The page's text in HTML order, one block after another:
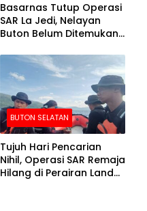
Basarnas Tutup Operasi
SAR La Jedi, Nelayan
Buton Belum Ditemukan
BUTON SELATAN
Tujuh Hari Pencarian
Nihil, Operasi SAR Remaja
Hilang di Perairan Lande